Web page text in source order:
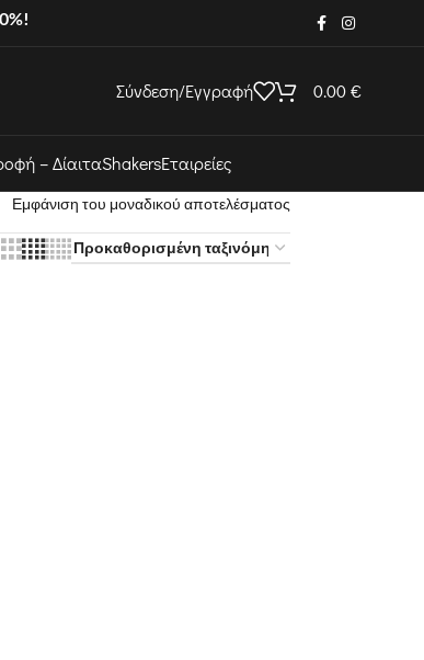
Σύνδεση/Εγγραφή 0.00€
– ΔίαιταShakersΕταιρείες
Εμφάνιση του μοναδικού αποτελέσματος